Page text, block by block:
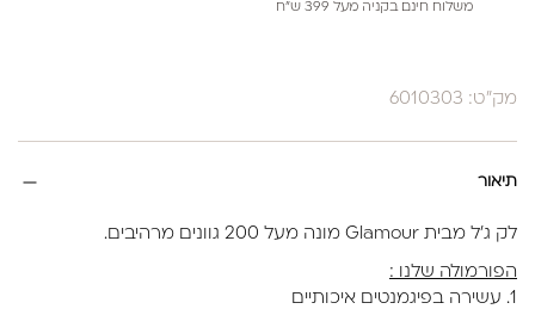
משלוח חינם בקניה מעל 399 ש”ח
מק"ט: 6010303
תיאור
לק ג'ל מבית Glamour מונה מעל 200 גוונים מרהיבים.
הפורמולה שלנו :
1. עשירה בפיגמנטים איכותיים